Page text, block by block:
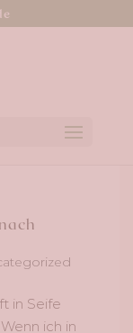
in Seife
ich in